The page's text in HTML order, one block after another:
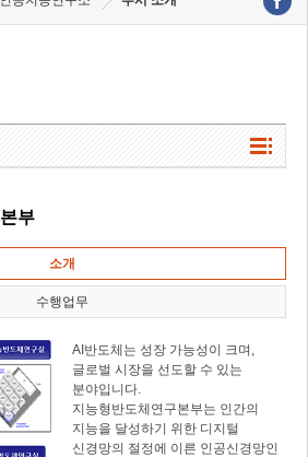
부
소개
수행업무
AI반도체는 성장 가능성이 크며,
글로벌 시장을 선도할 수 있는
분야입니다.
지능형반도체연구본부는 인간의
지능을 달성하기 위한 디지털
신경망의 절정에 이른 인공신경망인